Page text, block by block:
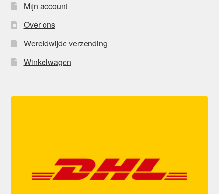
Mijn account
Over ons
Wereldwijde verzending
Winkelwagen